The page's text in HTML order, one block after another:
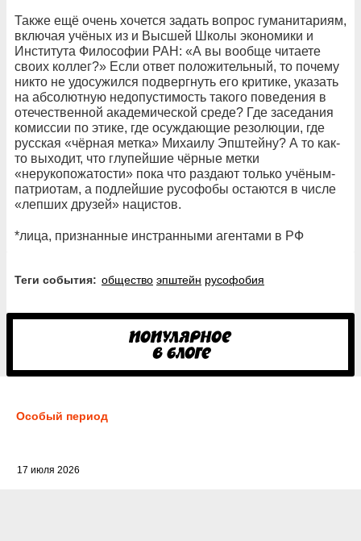
Также ещё очень хочется задать вопрос гуманитариям,
включая учёных из и Высшей Школы экономики и
Института Философии РАН: «А вы вообще читаете
своих коллег?» Если ответ положительный, то почему
никто не удосужился подвергнуть его критике, указать
на абсолютную недопустимость такого поведения в
отечественной академической среде? Где заседания
комиссии по этике, где осуждающие резолюции, где
русская «чёрная метка» Михаилу Эпштейну? А то как-
то выходит, что глупейшие чёрные метки
«нерукопожатости» пока что раздают только учёным-
патриотам, а подлейшие русофобы остаются в числе
«лепших друзей» нацистов.
*лица, признанные инстранными агентами в РФ
Теги события: общество эпштейн русофобия
Особый период
17 июля 2026